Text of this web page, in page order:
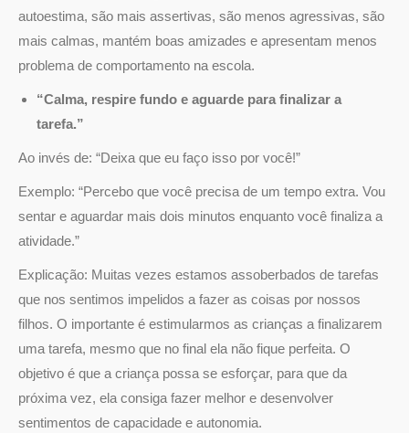
autoestima, são mais assertivas, são menos agressivas, são
mais calmas, mantém boas amizades e apresentam menos
problema de comportamento na escola.
“Calma, respire fundo e aguarde para finalizar a
tarefa.”
Ao invés de: “Deixa que eu faço isso por você!”
Exemplo: “Percebo que você precisa de um tempo extra. Vou
sentar e aguardar mais dois minutos enquanto você finaliza a
atividade.”
Explicação: Muitas vezes estamos assoberbados de tarefas
que nos sentimos impelidos a fazer as coisas por nossos
filhos. O importante é estimularmos as crianças a finalizarem
uma tarefa, mesmo que no final ela não fique perfeita. O
objetivo é que a criança possa se esforçar, para que da
próxima vez, ela consiga fazer melhor e desenvolver
sentimentos de capacidade e autonomia.